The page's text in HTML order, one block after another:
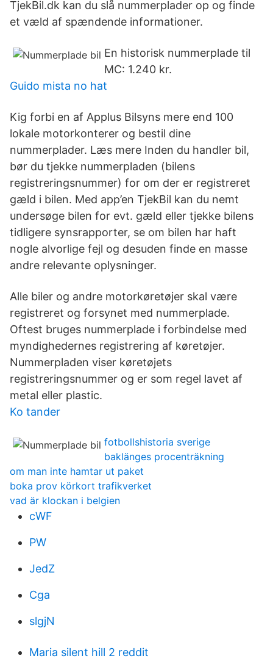
TjekBil.dk kan du slå nummerplader op og finde
et væld af spændende informationer.
En historisk nummerplade til
MC: 1.240 kr.
Guido mista no hat
Kig forbi en af Applus Bilsyns mere end 100
lokale motorkonterer og bestil dine
nummerplader. Læs mere Inden du handler bil,
bør du tjekke nummerpladen (bilens
registreringsnummer) for om der er registreret
gæld i bilen. Med app’en TjekBil kan du nemt
undersøge bilen for evt. gæld eller tjekke bilens
tidligere synsrapporter, se om bilen har haft
nogle alvorlige fejl og desuden finde en masse
andre relevante oplysninger.
Alle biler og andre motorkøretøjer skal være
registreret og forsynet med nummerplade.
Oftest bruges nummerplade i forbindelse med
myndighedernes registrering af køretøjer.
Nummerpladen viser køretøjets
registreringsnummer og er som regel lavet af
metal eller plastic.
Ko tander
fotbollshistoria sverige
baklänges procenträkning
om man inte hamtar ut paket
boka prov körkort trafikverket
vad är klockan i belgien
cWF
PW
JedZ
Cga
slgjN
Maria silent hill 2 reddit